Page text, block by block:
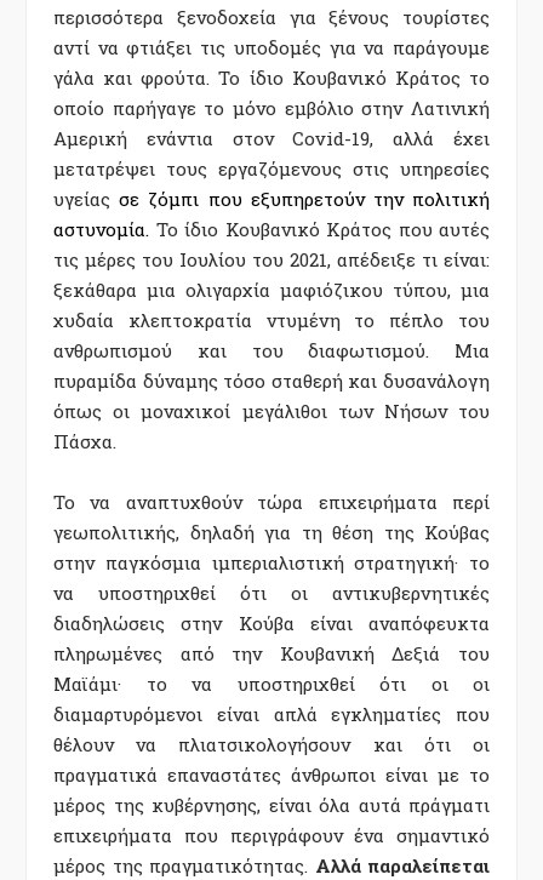
περισσότερα ξενοδοχεία για ξένους τουρίστες
αντί να φτιάξει τις υποδομές για να παράγουμε
γάλα και φρούτα. Το ίδιο Κουβανικό Κράτος το
οποίο παρήγαγε το μόνο εμβόλιο στην Λατινική
Αμερική ενάντια στον Covid-19, αλλά έχει
μετατρέψει τους εργαζόμενους στις υπηρεσίες
υγείαςσε ζόμπι που εξυπηρετούν την πολιτική
αστυνομία. Το ίδιο Κουβανικό Κράτος που αυτές
τις μέρες του Ιουλίου του 2021, απέδειξε τι είναι:
ξεκάθαρα μια ολιγαρχία μαφιόζικου τύπου, μια
χυδαία κλεπτοκρατία ντυμένη το πέπλο του
ανθρωπισμού και του διαφωτισμού. Μια
πυραμίδα δύναμης τόσο σταθερή και δυσανάλογη
όπως οι μοναχικοί μεγάλιθοι των Νήσων του
Πάσχα.
Τονα αναπτυχθούν τώρα επιχειρήματα περί
γεωπολιτικής, δηλαδή για τη θέση της Κούβας
στην παγκόσμια ιμπεριαλιστική στρατηγική· το
να υποστηριχθεί ότι οι αντικυβερνητικές
διαδηλώσεις στην Κούβα είναι αναπόφευκτα
πληρωμένες από την Κουβανική Δεξιά του
Μαϊάμι· το να υποστηριχθεί ότι οι οι
διαμαρτυρόμενοι είναι απλά εγκληματίες που
θέλουν να πλιατσικολογήσουν και ότι οι
πραγματικά επαναστάτες άνθρωποι είναι με το
μέρος της κυβέρνησης, είναι όλα αυτά πράγματι
επιχειρήματα που περιγράφουν ένα σημαντικό
μέρος της πραγματικότητας. Αλλά παραλείπεται